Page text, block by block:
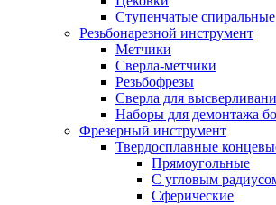
Ступенчатые спиральные
Резьбонарезной инструмент
Метчики
Сверла-метчики
Резьбофрезы
Сверла для
Наборы для демонтажа
Фрезерный инструмент
Твердосплавные
Прямоугольные
С угловым
Сферические